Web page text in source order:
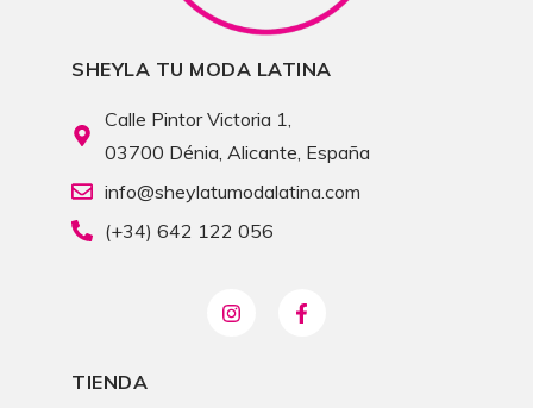
SHEYLA TU MODA LATINA
Calle Pintor Victoria 1,
03700 Dénia, Alicante, España
info@sheylatumodalatina.com
(+34) 642 122 056
TIENDA